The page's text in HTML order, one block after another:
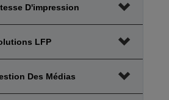
D'impression
LFP
Des Médias